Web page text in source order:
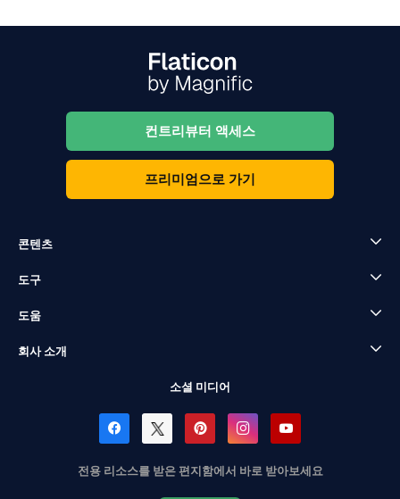
컨트리뷰터 액세스
프리미엄으로 가기
콘텐츠
도구
도움
회사 소개
소셜 미디어
전용 리소스를 받은 편지함에서 바로 받아보세요